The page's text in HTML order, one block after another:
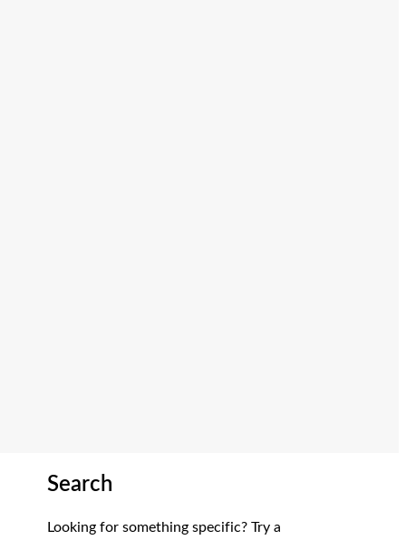
Search
Looking for something specific? Try a